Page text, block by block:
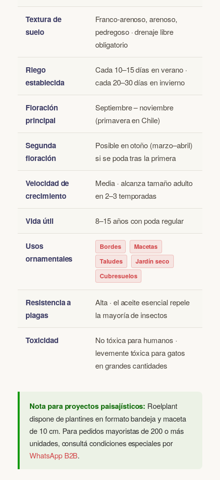
Textura de
suelo
Franco-arenoso, arenoso,
pedregoso · drenaje libre
obligatorio
Riego
establecida
Cada 10–15 días en verano ·
cada 20–30 días en invierno
Floración
principal
Septiembre – noviembre
(primavera en Chile)
Segunda
floración
Posible en otoño (marzo–abril)
si se poda tras la primera
Velocidad de
crecimiento
Media · alcanza tamaño adulto
en 2–3 temporadas
Vida útil 8–15 años con poda regular
Usos
ornamentales
Bordes
Macetas
Taludes
Jardín seco
Cubresuelos
Resistencia a
plagas
Alta · el aceite esencial repele
la mayoría de insectos
Toxicidad
No tóxica para humanos ·
levemente tóxica para gatos
en grandes cantidades
Nota para proyectos paisajísticos: Roelplant
dispone de plantines en formato bandeja y maceta
de 10 cm. Para pedidos mayoristas de 200 o más
unidades, consultá condiciones especiales por
WhatsApp B2B.